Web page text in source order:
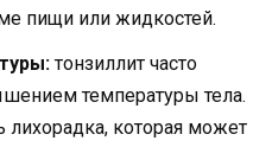
пищи или жидкостей.
тонзиллит часто
температуры тела.
которая может